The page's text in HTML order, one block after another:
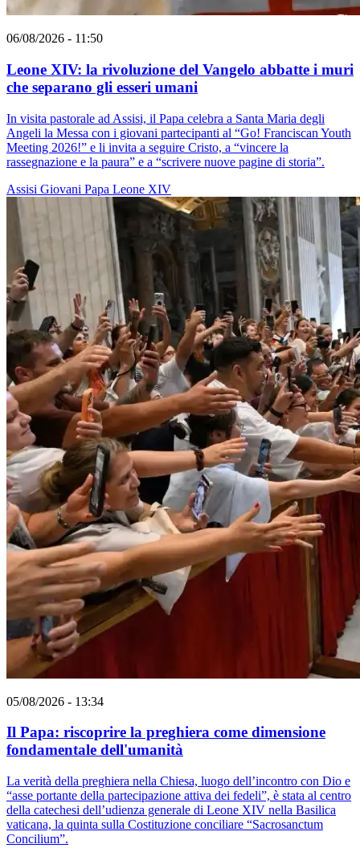
06/08/2026 - 11:50
Leone XIV: la rivoluzione del Vangelo abbatte i muri
che separano gli esseri umani
In visita pastorale ad Assisi, il Papa celebra a Santa Maria degli
Angeli la Messa con i giovani partecipanti al “Go! Franciscan Youth
Meeting 2026!” e li invita a seguire Cristo, a “vincere la
rassegnazione e la paura” e a “scrivere nuove pagine di storia”.
Assisi Giovani Papa Leone XIV
05/08/2026 - 13:34
Il Papa: riscoprire la preghiera come dimensione
fondamentale dell'umanità
La verità della preghiera nella Chiesa, luogo dell’incontro con Dio e
“asse portante della partecipazione attiva dei fedeli”, è stata al centro
della catechesi dell’udienza generale di Leone XIV nella Basilica
vaticana, la quinta sulla Costituzione conciliare “Sacrosanctum
Concilium”.